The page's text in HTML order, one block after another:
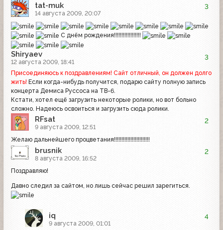
tat-muk
14 августа 2009, 20:07
3
С днём рождения!!!!!!!!!!!!!!!!!!
Shiryaev
12 августа 2009, 18:41
3
Присоединяюсь к поздравлениям! Сайт отличный, он должен долго
жить! Если когда-нибудь получится, подарю сайту полную запись
концерта Демиса Руссоса на ТВ-6.
Кстати, хотел ещё загрузить некоторые ролики, но вот больно
сложно. Надеюсь освоиться и загрузить сюда ролики.
RFsat
9 августа 2009, 12:51
2
Желаю дальнейшего процветания!!!!!!!!!!!!!!!!!!!!!!!!
brusnik
8 августа 2009, 16:52
2
Поздравляю!
Давно следил за сайтом, но лишь сейчас решил зарегиться.
iq
9 августа 2009, 01:01
4